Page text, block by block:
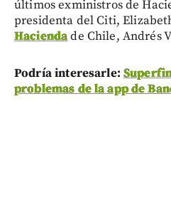
últimos exministros de
presidenta del Citi,
Haciendade Chile, Andrés
Podría interesarle:
problemas de la app de